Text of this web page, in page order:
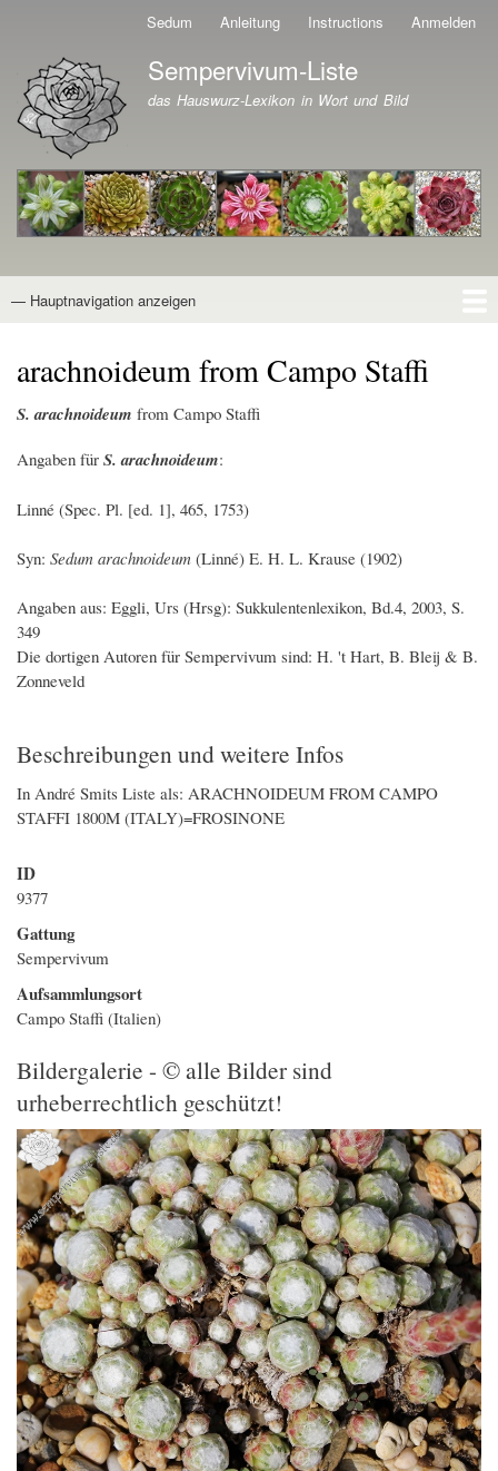
Direkt
zum
Inhalt
Sedum Anleitung Instructions Anmelden
Branding der Website
Sempervivum-Liste
das Hauswurz-Lexikon in Wort und Bild
Hauptnavigation
— Hauptnavigation anzeigen
arachnoideum from Campo Staffi
S. arachnoideum from Campo Staffi
Angaben für S. arachnoideum:
Linné (Spec. Pl. [ed. 1], 465, 1753)
Syn: Sedum arachnoideum (Linné) E. H. L. Krause (1902)
Angaben aus: Eggli, Urs (Hrsg): Sukkulentenlexikon, Bd.4, 2003, S.
349
Die dortigen Autoren für Sempervivum sind: H. 't Hart, B. Bleij & B.
Zonneveld
Beschreibungen und weitere Infos
In André Smits Liste als: ARACHNOIDEUM FROM CAMPO
STAFFI 1800M (ITALY)=FROSINONE
ID
9377
Gattung
Sempervivum
Aufsammlungsort
Campo Staffi (Italien)
Bildergalerie - © alle Bilder sind
urheberrechtlich geschützt!